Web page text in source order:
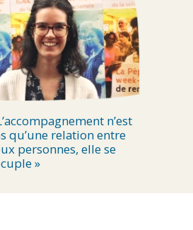
n’est
qu’une relation entre
personnes, elle se
»